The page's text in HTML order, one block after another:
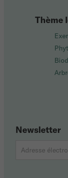
Thème
Newsletter